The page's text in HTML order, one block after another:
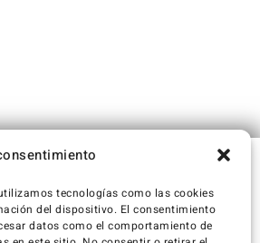
tecnologías como las cookies
del dispositivo. El consentimiento
datos como el comportamiento de